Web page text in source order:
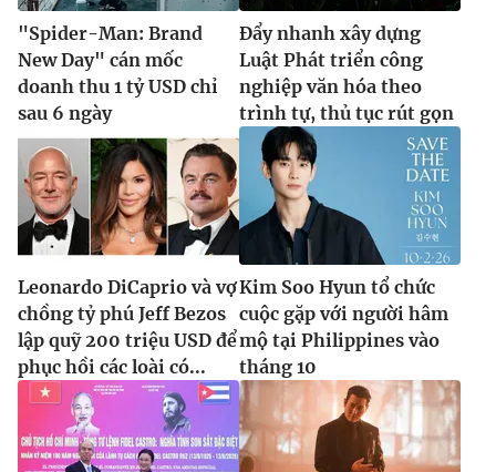
"Spider-Man: Brand
New Day" cán mốc
doanh thu 1 tỷ USD chỉ
sau 6 ngày
Đẩy nhanh xây dựng
Luật Phát triển công
nghiệp văn hóa theo
trình tự, thủ tục rút gọn
Leonardo DiCaprio và vợ
chồng tỷ phú Jeff Bezos
lập quỹ 200 triệu USD để
phục hồi các loài có...
Kim Soo Hyun tổ chức
cuộc gặp với người hâm
mộ tại Philippines vào
tháng 10